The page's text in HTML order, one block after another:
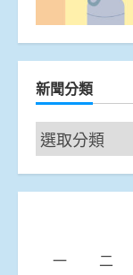
新聞分類
新
聞
分
一 二